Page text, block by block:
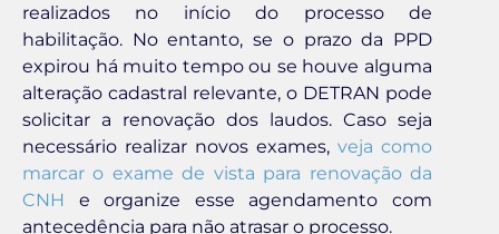
realizados no início do processo de
habilitação. No entanto, se o prazo da PPD
expirou há muito tempo ou se houve alguma
alteração cadastral relevante, o DETRAN pode
solicitar a renovação dos laudos. Caso seja
necessário realizar novos exames, veja como
marcar o exame de vista para renovação da
CNH e organize esse agendamento com
antecedência para não atrasar o processo.